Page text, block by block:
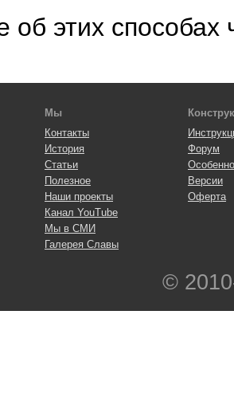
об этих способах
Мы
Контакты
История
Статьи
Полезное
Наши проекты
Канал YouTube
Мы в СМИ
Галерея Славы
Форум
Версии
Оферта
©